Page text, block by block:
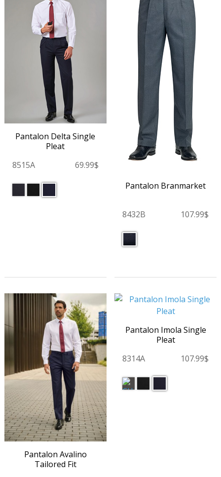
Pantalon Delta Single
Pleat
8515A
69.99$
Pantalon Branmarket
8432B 107.99$
Pantalon Avalino
Tailored Fit
Pantalon Imola Single
Pleat
8314A
107.99$